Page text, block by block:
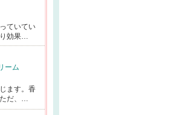
ていてい
効果…
ーム
ます。香
だ、…